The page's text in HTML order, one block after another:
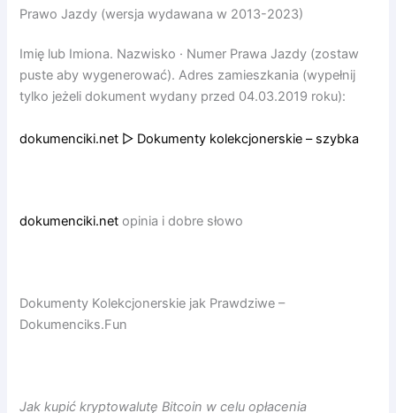
Prawo Jazdy (wersja wydawana w 2013-2023)
Imię lub Imiona. Nazwisko · Numer Prawa Jazdy (zostaw
puste aby wygenerować). Adres zamieszkania (wypełnij
tylko jeżeli dokument wydany przed 04.03.2019 roku):
dokumenciki.net ▷ Dokumenty kolekcjonerskie – szybka
dokumenciki.net opinia i dobre słowo
Dokumenty Kolekcjonerskie jak Prawdziwe –
Dokumenciks.Fun
Jak kupić kryptowalutę Bitcoin w celu opłacenia